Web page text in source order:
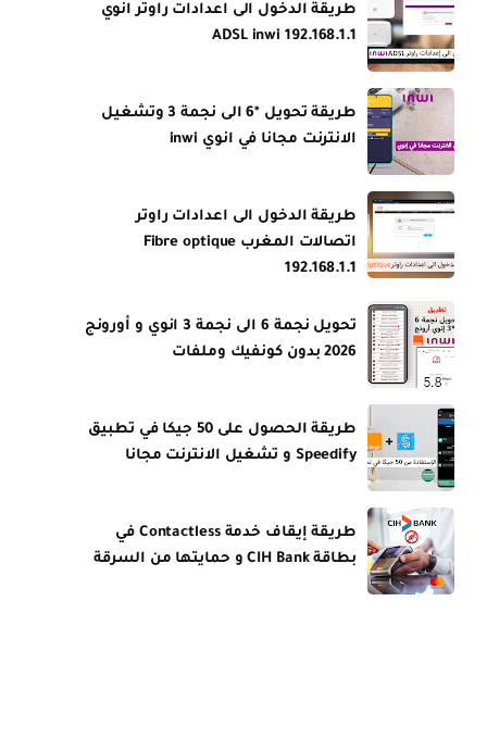
طريقة الدخول الى اعدادات راوتر انوي
ADSL inwi 192.168.1.1
طريقة تحويل *6 الى نجمة 3 وتشغيل
الانترنت مجانا في انوي inwi
طريقة الدخول الى اعدادات راوتر
اتصالات المغرب Fibre optique
192.168.1.1
تحويل نجمة 6 الى نجمة 3 انوي و أورونج
2026 بدون كونفيك وملفات
طريقة الحصول على 50 جيكا في تطبيق
Speedify و تشغيل الانترنت مجانا
طريقة إيقاف خدمة Contactless في
بطاقة CIH Bank و حمايتها من السرقة